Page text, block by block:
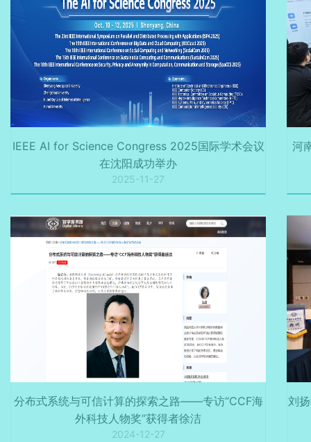
IEEE AI for Science Congress 2025国际学术会议
在沈阳成功举办
2025-11-27
河
分布式系统与可信计算的探索之路——专访“CCF海
外科技人物奖”获得者徐洁
2024-12-27
刘